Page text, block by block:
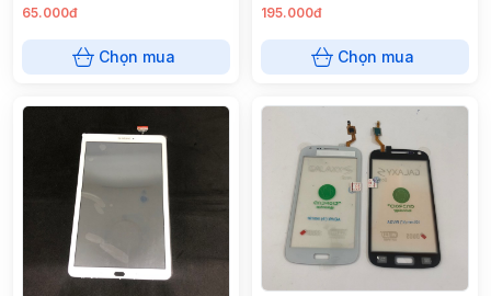
65.000đ
Chọn mua
195.000đ
Chọn mua